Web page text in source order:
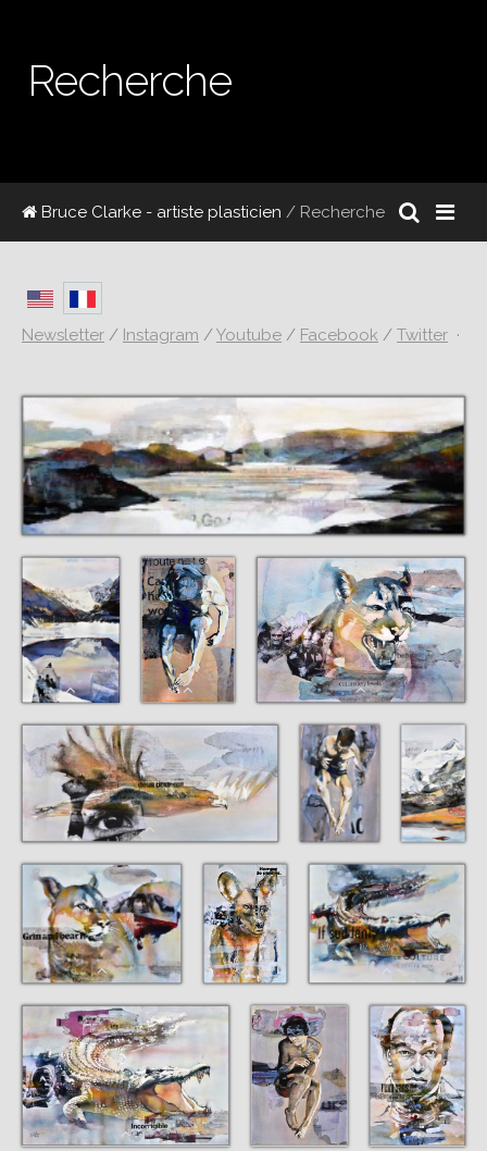
Recherche
Bruce Clarke - artiste plasticien / Recherche
Newsletter / Instagram /Youtube / Facebook / Twitter ·